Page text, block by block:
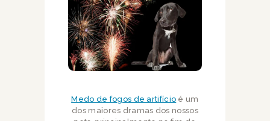
Medo de fogos de artifício é um
dos maiores dramas dos nossos